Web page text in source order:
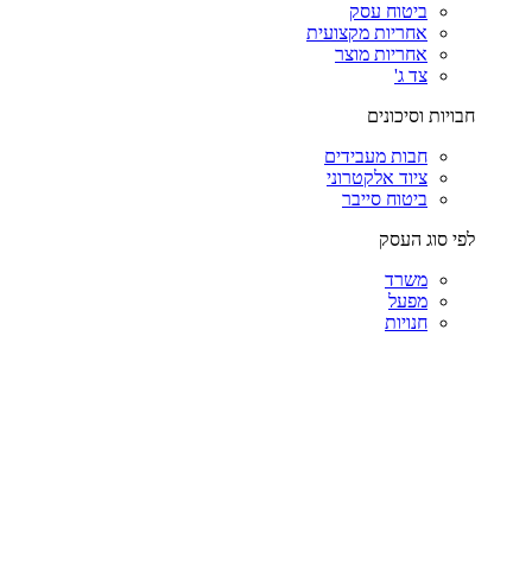
ביטוח עסק
אחריות מקצועית
אחריות מוצר
צד ג'
חבויות וסיכונים
חבות מעבידים
ציוד אלקטרוני
ביטוח סייבר
לפי סוג העסק
משרד
מפעל
חנויות